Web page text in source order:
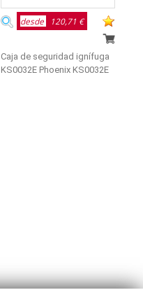
desde 120,71 €
Caja de seguridad ignífuga
KS0032E Phoenix KS0032E